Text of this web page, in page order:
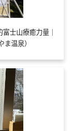
士山療癒力量｜
温泉）